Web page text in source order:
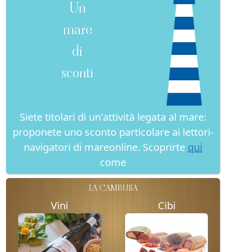
Un
mare
di
sconti
Siete titolari di un'attività legata al mare:
proponete uno sconto particolare ai lettori-
navigatori di mareonline. Scoprirte qui
come
LA CAMBUSA
Vini Cibi